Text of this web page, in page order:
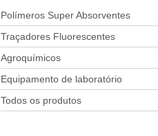
Polímeros Super Absorventes
Traçadores Fluorescentes
Agroquímicos
Equipamento de laboratório
Todos os produtos